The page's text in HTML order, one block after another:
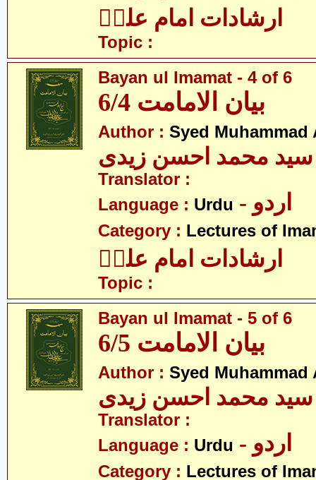
ارشادات امام علیؑ
Topic :
Bayan ul Imamat - 4 of 6
بیان الامامت 6/4
Author : Syed Muhammad
سید محمد احسن زیدی
Translator :
Language : Urdu - اردو
Category : Lectures of
ارشادات امام علیؑ
Topic :
Bayan ul Imamat - 5 of 6
بیان الامامت 6/5
Author : Syed Muhammad
سید محمد احسن زیدی
Translator :
Language : Urdu - اردو
Category : Lectures of